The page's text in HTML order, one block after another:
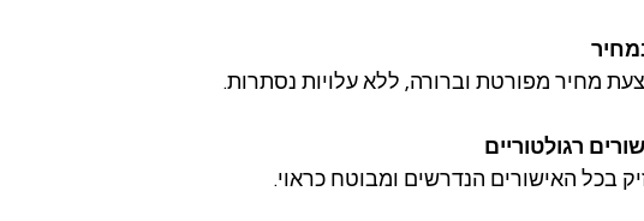
רגולטוריים